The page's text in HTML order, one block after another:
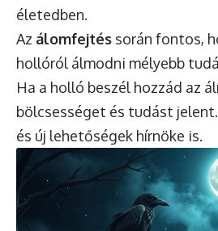
életedben.
Az álomfejtés során fontos,
hollóról álmodni mélyebb
Ha a holló beszél hozzád az
bölcsességet és tudást
és új lehetőségek hírnöke is.